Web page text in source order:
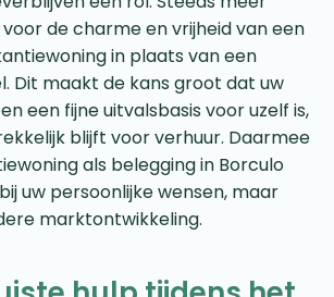
de charme en vrijheid van een
in plaats van een
Dit maakt de kans groot dat uw
een fijne uitvalsbasis voor uzelf is,
blijft voor verhuur. Daarmee
als belegging in Borculo
uw persoonlijke wensen, maar
marktontwikkeling.